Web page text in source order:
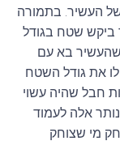
העשיר. בתמורה
ביקש שטח בגודל
בא עם
את גודל השטח
חבל שהיה עשוי
אלה לעמוד
מי שצוחק